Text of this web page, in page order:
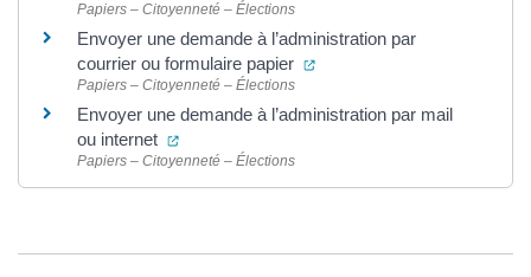
Papiers – Citoyenneté – Élections
Envoyer une demande à l’administration par
courrier ou formulaire papier
(ouverture dans un nouvel
Papiers – Citoyenneté – Élections
Envoyer une demande à l’administration par mail
ou internet
(ouverture dans un nouvel onglet)
Papiers – Citoyenneté – Élections